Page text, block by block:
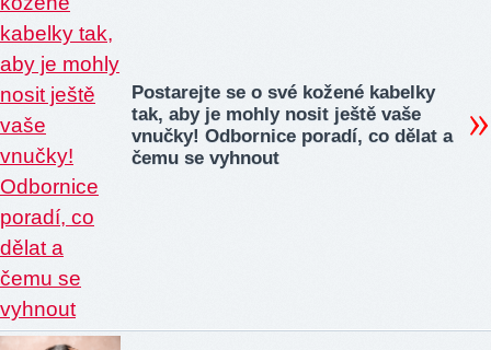
Postarejte se o své kožené kabelky
tak, aby je mohly nosit ještě vaše
vnučky! Odbornice poradí, co dělat a
čemu se vyhnout